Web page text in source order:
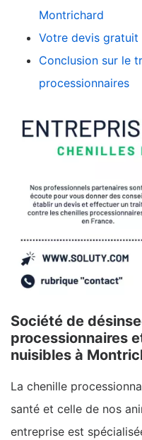
Montrichard
Votre devis gratuit
Conclusion sur le
processionnaires
Société de
processionnaires
nuisibles à
La chenille
santé et celle de nos
entreprise est